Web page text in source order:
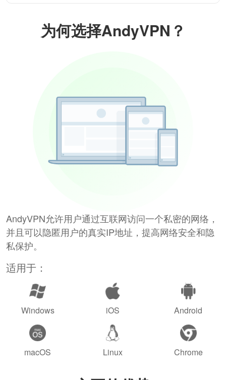
为何选择AndyVPN？
AndyVPN允许用户通过互联网访问一个私密的网络，
并且可以隐匿用户的真实IP地址，提高网络安全和隐
私保护。
适用于：
Windows iOS Android
macOS Linux Chrome